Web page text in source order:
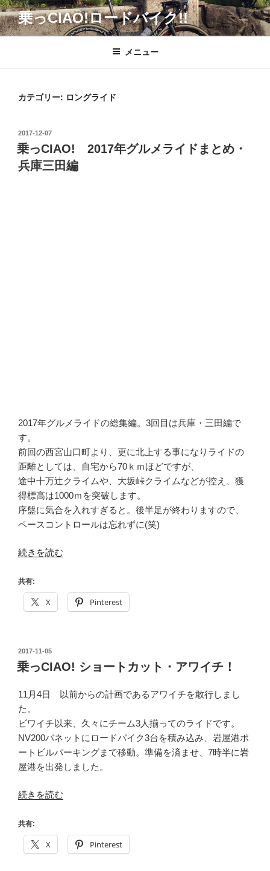
コ
ン
テ
乗っCIAO!ロードバイク!!
メニュー
カテゴリー: ロングライド
投
稿
日:
2017-12-07
乗っCIAO! 2017年グルメライドまとめ・
兵庫三田編
2017年グルメライドの総集編。3回目は兵庫・三田編で
す。
前回の西宮山口町より、更に北上する事になりライドの
距離としては、自宅から70ｋｍほどですが、
途中十万辻クライムや、大坂峠クライムなどが控え、獲
得標高は1000ｍを突破します。
序盤に気合を入れすぎると。後半足が終わりますので、
ペースコントロールは忘れずに(笑)
“乗
CIAO!
2017
年
メ
ラ
ド
ま
と
め・
兵
庫
田
の
続きを読む
共有:
X Pinterest
投
稿
日:
2017-11-05
乗っCIAO! ショートカット・アワイチ！
11月4日 以前からの計画であるアワイチを敢行しまし
た。
ビワイチ以来、久々にチーム3人揃ってのライドです。
NV200バネットにロードバイク3台を積み込み、岩屋港ポ
ートビルパーキングまで移動。準備を済ませ、7時半に岩
屋港を出発しました。
“乗
CIAO!
シ
ョ
続きを読む
共有:
X Pinterest